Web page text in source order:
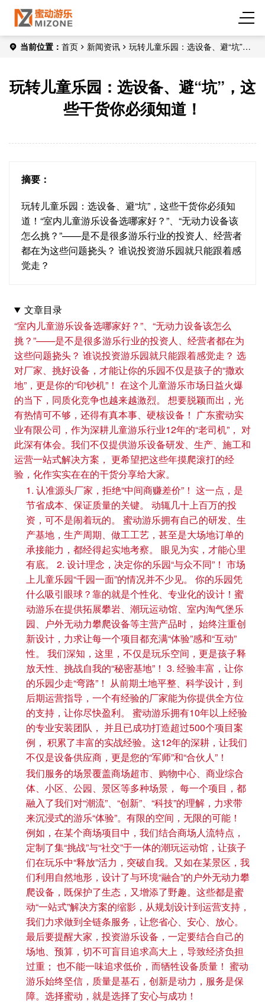
当前位置： 首页 新闻资讯
玩转儿童乐园：选设备、避“坑”，
玩转儿童乐园：选设备、避“坑”，这
些干货你必须知道！
摘要：
玩转儿童乐园：选设备、避“坑”，这些干货你必须知
道！“室内儿童游乐设备选哪家好？”、“无动力设备该
怎么挑？”——是不是很多游乐行业的投资人、经营者
都在为这些问题挠头？ 谁说投资游乐园就只能跟着感
觉走？
文章目录
“室内儿童游乐设备选哪家好？”、“无动力设备该怎么
挑？”——是不是很多游乐行业的投资人、经营者都在为
这些问题挠头？ 谁说投资游乐园就只能跟着感觉走？ 选
对厂家、挑好设备，才能让你的乐园不仅是孩子的“撒欢
地”，更是你的“印钞机”！ 在这个儿童游乐市场日益火爆
的当下，同质化竞争也越来越激烈。 想要脱颖而出，光
有热情可不够，还得有真本事、硬核设备！ 广东蜜动实
业有限公司，作为深耕儿童游乐行业12年的“老司机”， 对
此深有体会。我们不仅提供游乐设备研发、生产、施工和
运营一站式解决方案， 更希望把这些年摸爬滚打的经
验，化作实实在在的干货分享给大家。
1. 认准源头厂家，拒绝“中间商赚差价”！ 这一点，是
节省成本、保证质量的关键。 动辄几十上百万的投
资，可不是闹着玩的。 蜜动游乐拥有自己的研发、生
产基地，生产周期、做工工艺，甚至是大场地订单的
承接能力，都经得起实地考察。 眼见为实，才能心里
有底。 2. 设计理念，决定你的乐园“与众不同”！ 市场
上儿童乐园“千园一面”的情况并不少见。 你的乐园凭
什么吸引眼球？靠的就是个性化、专业化的设计！蜜
动游乐在提供拓展攀岩、潮玩运动馆、室内淘气堡乐
园、户外无动力攀爬设备等主营产品时， 始终注重创
新设计，力求让每一个项目都充满“体验”感和“互动”
性。 我们深知，这里，不仅是玩乐空间，更是孩子释
放天性、挑战自我的“秘密基地”！ 3. 经验丰富，让你
的乐园少走“弯路”！ 从前期土地平整、科学设计，到
后期运营指导，一个有经验的厂家能为你提供全方位
的支持，让你尽快盈利。 蜜动游乐拥有10年以上经验
的专业安装团队， 并且已成功打造超过500个项目案
例， 积累了丰富的实战经验。这12年的深耕，让我们
不仅是设备供应商，更是您的“军师”和“合伙人”！
我们服务的场景覆盖商场超市、购物中心、商业综合
体、小区、公园、景区等多种场景， 每一个项目，都
融入了我们对“潮流”、“创新”、“科技”的理解，力求带
来沉浸式的游乐“体验”。有限的空间，无限的可能！
例如，在某个商场项目中，我们结合商场人流特点，
定制了集“挑战”与“社交”于一体的潮玩运动馆，让孩子
们在玩乐中“释放”活力，突破自我。又如在某景区，我
们利用自然地形，设计了与环境“融合”的户外无动力攀
爬设备，既保护了生态，又增添了野趣。这些都是蜜
动“一站式”解决方案的缩影，从规划设计到运营支持，
我们力求做到全链条服务，让您省心、安心、放心。
最后要提醒大家，投资游乐设备，一定要结合自己的
场地、预算，切不可盲目追求高大上，导致经济负担
过重； 也不能一味追求低价，而牺牲设备质量！ 蜜动
游乐始终坚信，质量是基石，创新是动力，服务是保
障。选择蜜动，就是选择了安心与成功！